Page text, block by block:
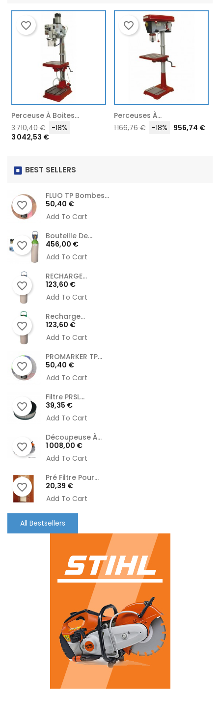
Perceuse À Boites...
Prix
3 710,40 € -18%
3 042,53 €
favorite_border
Perceuses À...
Prix
1 166,76 € -18% Prix
956,74 €
favorite_border
BEST SELLERS
FLUO TP Bombes...
Prix
50,40 €
Add To Cart
favorite_border
Bouteille De...
Prix
456,00 €
Add To Cart
favorite_border
RECHARGE...
Prix
123,60 €
Add To Cart
favorite_border
Recharge...
Prix
123,60 €
Add To Cart
favorite_border
PROMARKER TP...
Prix
50,40 €
Add To Cart
favorite_border
Filtre PRSL...
Prix
39,35 €
Add To Cart
favorite_border
Découpeuse À...
Prix
1 008,00 €
Add To Cart
favorite_border
Pré Filtre Pour...
Prix
20,39 €
Add To Cart
favorite_border
All Bestsellers